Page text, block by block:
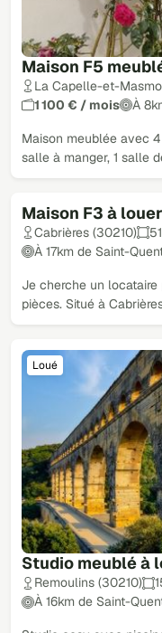
Maison F5
La Capelle-et-
1 100 € / mois
À
Maison meublée avec
salle à manger, 1 salle
Maison F3 à louer
Loué
Cabrières (30210)
À 17km de Saint-
Je cherche un locataire
pièces. Situé à
Studio meublé à
Loué
Remoulins (30210)
À 16km de Saint-